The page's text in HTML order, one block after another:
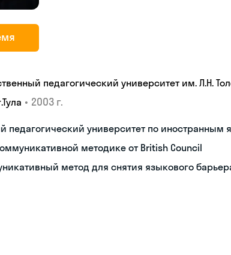
педагогический университет им. Л.Н.
• 2003 г.
педагогический университет по иностранным
методике от British Council
метод для снятия языкового